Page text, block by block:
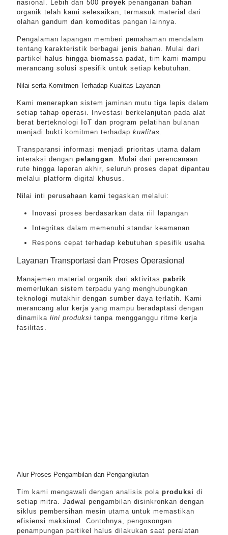
nasional. Lebih dari 500 proyek penanganan bahan
organik telah kami selesaikan, termasuk material dari
olahan gandum dan komoditas pangan lainnya.
Pengalaman lapangan memberi pemahaman mendalam
tentang karakteristik berbagai jenis bahan. Mulai dari
partikel halus hingga biomassa padat, tim kami mampu
merancang solusi spesifik untuk setiap kebutuhan.
Nilai serta Komitmen Terhadap Kualitas Layanan
Kami menerapkan sistem jaminan mutu tiga lapis dalam
setiap tahap operasi. Investasi berkelanjutan pada alat
berat berteknologi IoT dan program pelatihan bulanan
menjadi bukti komitmen terhadap kualitas .
Transparansi informasi menjadi prioritas utama dalam
interaksi dengan pelanggan. Mulai dari perencanaan
rute hingga laporan akhir, seluruh proses dapat dipantau
melalui platform digital khusus.
Nilai inti perusahaan kami tegaskan melalui:
Inovasi proses berdasarkan data riil lapangan
Integritas dalam memenuhi standar keamanan
Respons cepat terhadap kebutuhan spesifik usaha
Layanan Transportasi dan Proses Operasional
Manajemen material organik dari aktivitas pabrik
memerlukan sistem terpadu yang menghubungkan
teknologi mutakhir dengan sumber daya terlatih. Kami
merancang alur kerja yang mampu beradaptasi dengan
dinamika lini produksi tanpa mengganggu ritme kerja
fasilitas.
Alur Proses Pengambilan dan Pengangkutan
Tim kami mengawali dengan analisis pola produksi di
setiap mitra. Jadwal pengambilan disinkronkan dengan
siklus pembersihan mesin utama untuk memastikan
efisiensi maksimal. Contohnya, pengosongan
penampungan partikel halus dilakukan saat peralatan